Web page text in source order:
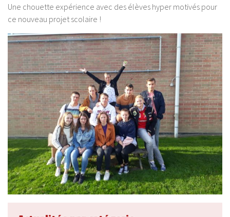
Une chouette expérience avec des élèves hyper motivés pour
ce nouveau projet scolaire !